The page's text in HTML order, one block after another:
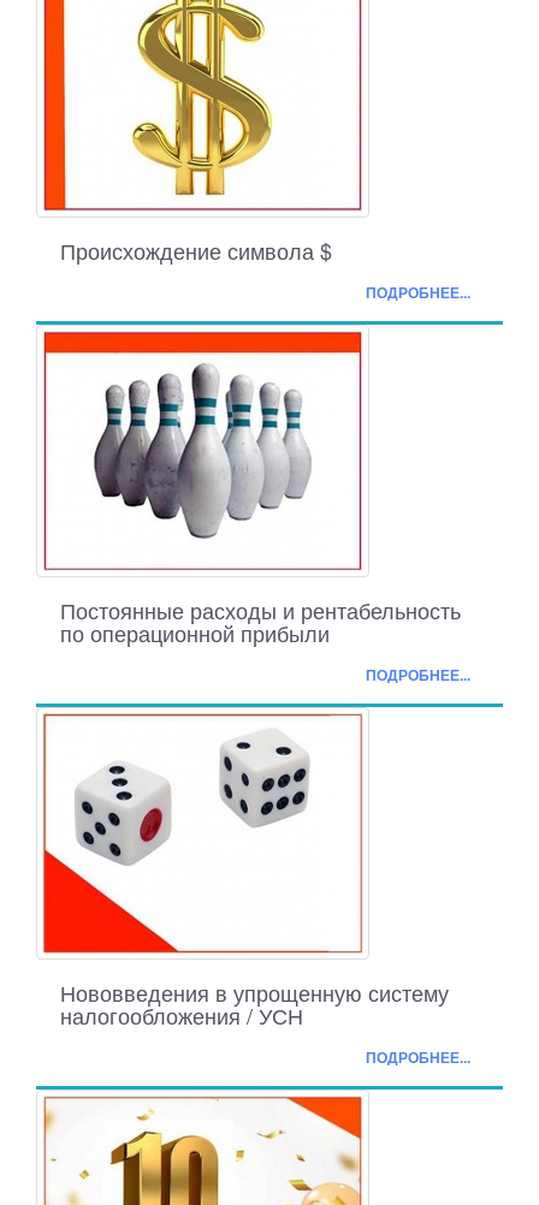
Происхождение символа $
ПОДРОБНЕЕ...
Постоянные расходы и рентабельность
по операционной прибыли
ПОДРОБНЕЕ...
Нововведения в упрощенную систему
налогообложения / УСН
ПОДРОБНЕЕ...